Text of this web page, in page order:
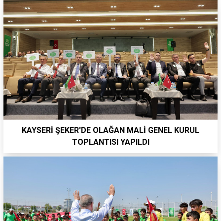
KAYSERİ ŞEKER'DE OLAĞAN MALİ GENEL KURUL
TOPLANTISI YAPILDI